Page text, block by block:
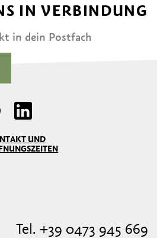
IN VERBINDUNG
in dein Postfach
UND
Tel. +39 0473 945 669